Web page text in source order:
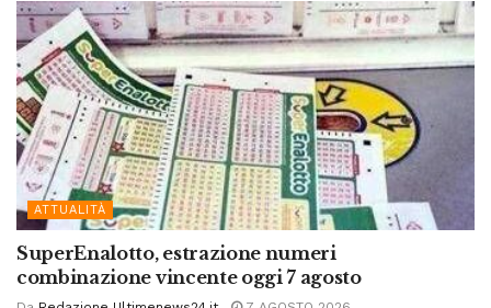
ATTUALITÀ
SuperEnalotto, estrazione numeri
combinazione vincente oggi 7 agosto